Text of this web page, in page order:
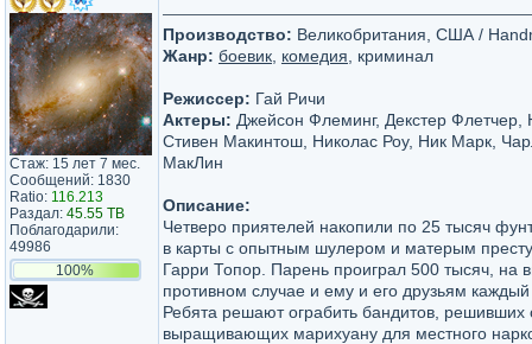
Стаж: 15 лет 7 мес.
Сообщений: 1830
Ratio: 116.213
Раздал: 45.55 TB
Поблагодарили:
49986
100%
Производство: Великобритания, США /
Жанр: боевик комедия , криминал
Режиссер: Гай Ричи
Актеры: Джейсон Флеминг, Декстер
Стивен Макинтош, Николас Роу, Ник Марк,
МакЛин
Описание:
Четверо приятелей накопили по 25 тысяч
в карты с опытным шулером и матерым
Гарри Топор. Парень проиграл 500 тысяч, на
противном случае и ему и его друзьям
Ребята решают ограбить бандитов, решивших
выращивающих марихуану для местного